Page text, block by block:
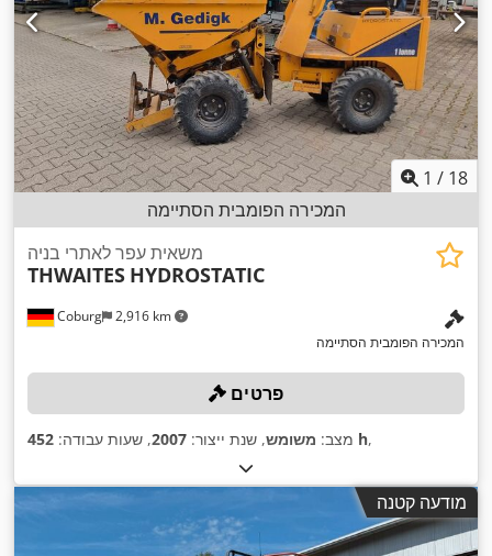
1 / 18
המכירה הפומבית הסתיימה
Coburg 2,916 km
משאית עפר לאתרי בניה
THWAITES HYDROSTATIC
המכירה הפומבית הסתיימה
פרטים
מצב: משומש, שנת ייצור: 2007, שעות עבודה: 452 h,
מודעה קטנה